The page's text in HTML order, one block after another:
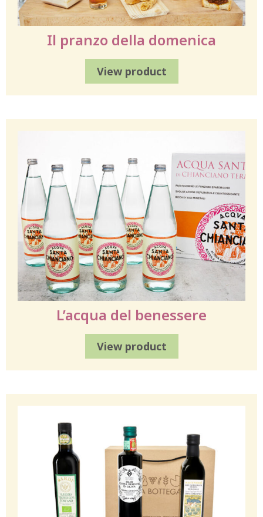
Il pranzo della domenica
View product
L’acqua del benessere
View product